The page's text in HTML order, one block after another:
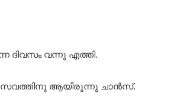
ദിവസം വന്നു എത്തി.
ആയിരുന്നു ചാൻസ്.